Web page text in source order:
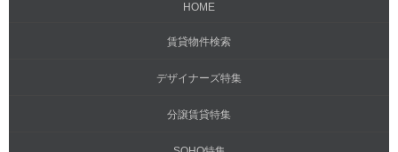
HOME
賃貸物件検索
デザイナーズ特集
分譲賃貸特集